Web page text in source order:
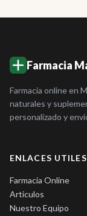
Farmacia
Farmacia online en
naturales y
personalizado y
ENLACES UTILES
Farmacia Online
Articulos
Nuestro Equipo